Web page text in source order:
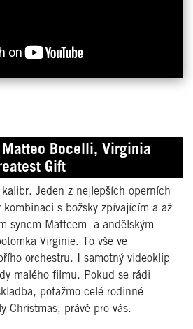
Bocelli, Virginia
Gift
kalibr. Jeden z nejlepších operních
kombinaci s božsky zpívajícím a až
synem Matteem a andělským
Virginie. To vše ve
orchestru. I samotný videoklip
malého filmu. Pokud se rádi
potažmo celé rodinné
Christmas, právě pro vás.